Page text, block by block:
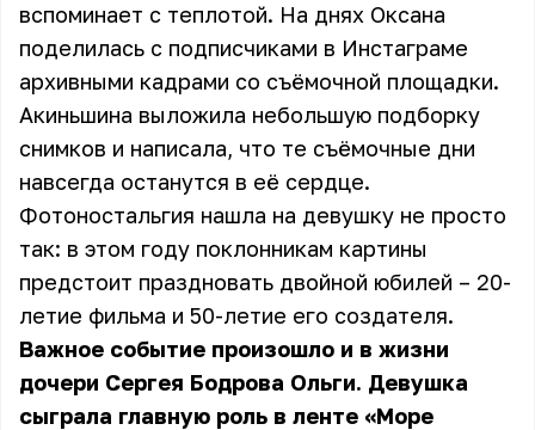
вспоминает с теплотой. На днях Оксана
поделилась с подписчиками в Инстаграме
архивными кадрами со съёмочной площадки.
Акиньшина выложила небольшую подборку
снимков и написала, что те съёмочные дни
навсегда останутся в её сердце.
Фотоностальгия нашла на девушку не просто
так: в этом году поклонникам картины
предстоит праздновать двойной юбилей – 20-
летие фильма и 50-летие его создателя.
Важное событие произошло и в жизни
дочери Сергея Бодрова Ольги. Девушка
сыграла главную роль в ленте «Море